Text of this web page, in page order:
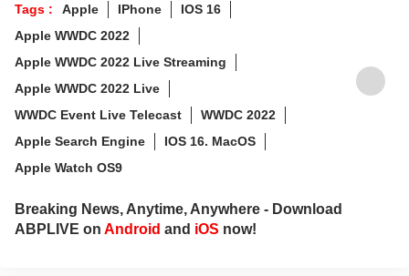
Tags : Apple IPhone
IOS 16
Apple WWDC 2022
Apple WWDC 2022 Live Streaming
Apple WWDC 2022 Live
WWDC Event Live Telecast
WWDC 2022
Apple Search Engine
IOS 16. MacOS
Apple Watch OS9
Breaking News, Anytime, Anywhere - Download
ABPLIVE on Android and iOS now!